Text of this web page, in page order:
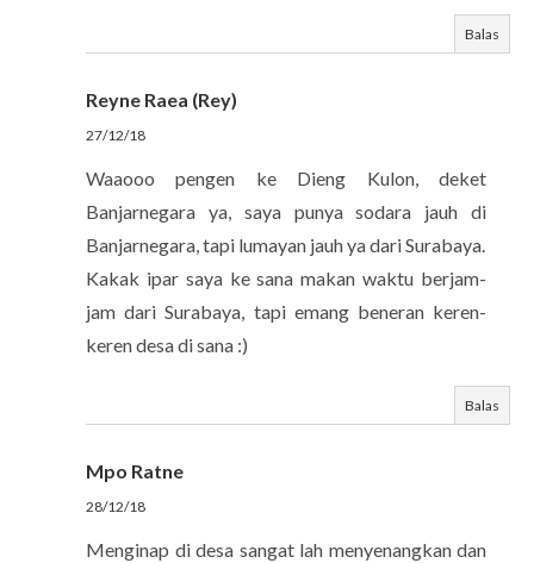
Balas
Reyne Raea (Rey)
27/12/18
Waaooo pengen ke Dieng Kulon, deket
Banjarnegara ya, saya punya sodara jauh di
Banjarnegara, tapi lumayan jauh ya dari Surabaya.
Kakak ipar saya ke sana makan waktu berjam-
jam dari Surabaya, tapi emang beneran keren-
keren desa di sana :)
Balas
Mpo Ratne
28/12/18
Menginap di desa sangat lah menyenangkan dan